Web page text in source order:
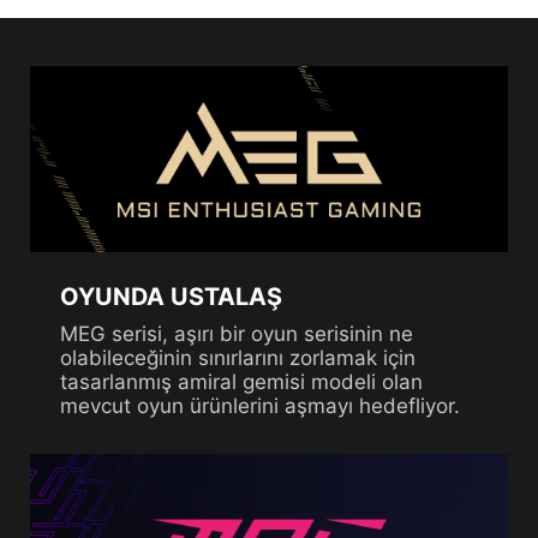
OYUNDA USTALAŞ
MEG serisi, aşırı bir oyun serisinin ne
olabileceğinin sınırlarını zorlamak için
tasarlanmış amiral gemisi modeli olan
mevcut oyun ürünlerini aşmayı hedefliyor.